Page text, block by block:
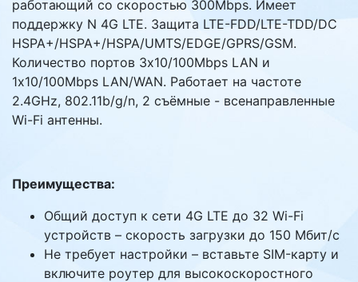
работающий со скоростью 300Mbps. Имеет
поддержку N 4G LTE. Защита LTE-FDD/LTE-TDD/DC
HSPA+/HSPA+/HSPA/UMTS/EDGE/GPRS/GSM.
Количество портов 3x10/100Mbps LAN и
1x10/100Mbps LAN/WAN. Работает на частоте
2.4GHz, 802.11b/g/n, 2 съёмные - всенаправленные
Wi-Fi антенны.
Преимущества:
Общий доступ к сети 4G LTE до 32 Wi-Fi
устройств – скорость загрузки до 150 Мбит/с
Не требует настройки – вставьте SIM-карту и
включите роутер для высокоскоростного